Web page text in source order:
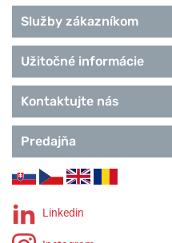
Služby zákazníkom
Užitočné informácie
Kontaktujte nás
Predajňa
Linkedin